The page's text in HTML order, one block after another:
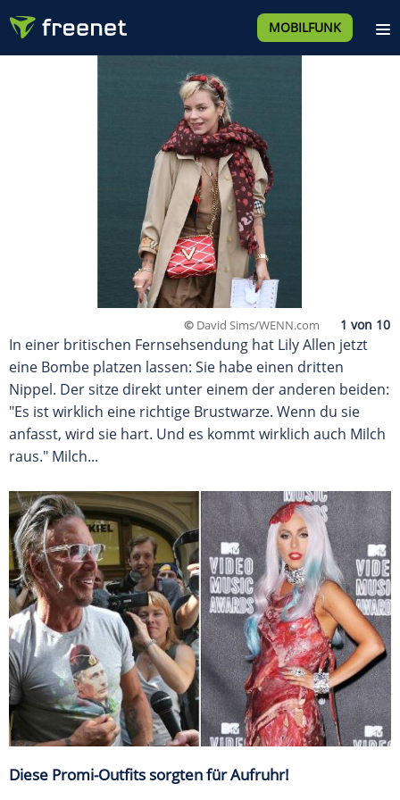
MOBILFUNK
© David Sims/WENN.com
In einer britischen Fernsehsendung hat Lily Allen jetzt
eine Bombe platzen lassen: Sie habe einen dritten
Nippel. Der sitze direkt unter einem der anderen beiden:
"Es ist wirklich eine richtige Brustwarze. Wenn du sie
anfasst, wird sie hart. Und es kommt wirklich auch Milch
raus." Milch...
Diese Promi-Outfits sorgten für Aufruhr!